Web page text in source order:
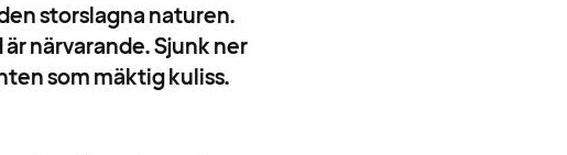
storslagna naturen.
närvarande. Sjunk ner
som mäktig kuliss.